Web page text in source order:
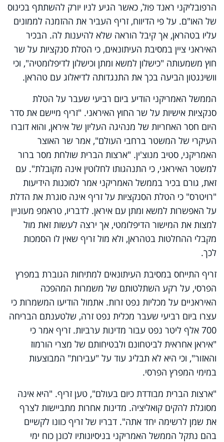
הרפובליקני ראנד פול, כאשר הגיע לניו יורק להשתתף בכינוס
של האו"ם. על פי הדיווח, זריף העביר את ההזמנה לממונים
עליו בטהראן, אך קיבל הוראה שלא להיענות לה. הבכיר
האיראני ציין במסיבת העיתונאים, כי הטלת סנקציות על שר
חוץ משמעותה "כישלון למשא ומתן וכישלון לדיפלומטיה", וכי
וושינגטון הביעה בכך את התנגדותה לדיאלוג עם טהראן.
הממשל האמריקני הודיע ביום רביעי שעבר על הטלת
סנקציות אישיות על שר החוץ האיראני. "זריף מיישם את סדר
היום חסר האחריות של מנהיגה העליון של איראן, והוא דוברו
העיקרי של המשטר ברחבי העולם", אמר שר האוצר
האמריקני, סטיב מנוצ'ין. "ארצות הברית שולחת מסר ברור
למשטר האיראני, כי התנהגותו לחלוטין אינה מקובלת". עם
זאת, גורם בכיר בממשל האמריקני אמר לסוכנות הידיעות
"רויטרס" כי הטלת הסנקציות על זריף אינה סוגרת את הדלת
על האפשרות למשא ומתן עם איראן. לדבריו, טראמפ מעוניין
למצות את המישור הדיפלומטי, אך ירצה לעשות זאת מול
מקבלי ההחלטות בטהראן, ולא מול זריף שאין לו הסמכות
לכך.
זריף התייחס במסיבת העיתונאים למתיחות הגוברת במפרץ
הפרסי, על רקע השתלטותם של משמרות המהפכה
האיראניים על מכליות נפט זרות. אתמול הודיעו המשמרות כי
עצרו ביום רביעי שעבר מכלית נפט זרה, שלטענתם הבריחה
700 אלף ליטר נפט עבור מדינות ערביות. זריף אמר כי
"איראן אחראית לביטחונם ולבטיחותם של מצרי הורמוז
והאזור", וכי היא לא תבליג עוד על "עבירות" המבוצעות
במימי המפרץ הפרסי.
"ארצות הברית מבודדת כיום בעולם", טען זריף. "היא אינה
מסוגלת להקים קואליציה. מדינות אחרות מתביישות לצרף
את שמן לרשימה יחד אתה". דבריו של זריף כוונו לקשיים
בהם נתקל הממשל האמריקני בניסיונותיו לכונן כוח ימי